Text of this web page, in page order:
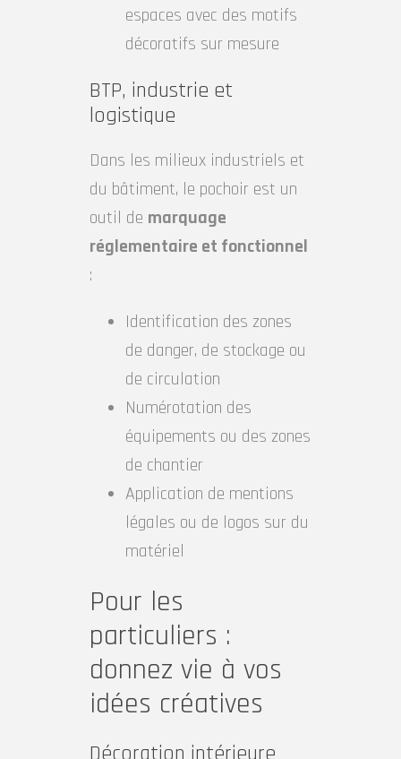
espaces avec des motifs
décoratifs sur mesure
BTP, industrie et
logistique
Dans les milieux industriels et
du bâtiment, le pochoir est un
outil de marquage
réglementaire et fonctionnel
:
Identification des zones
de danger, de stockage ou
de circulation
Numérotation des
équipements ou des zones
de chantier
Application de mentions
légales ou de logos sur du
matériel
Pour les
particuliers :
donnez vie à vos
idées créatives